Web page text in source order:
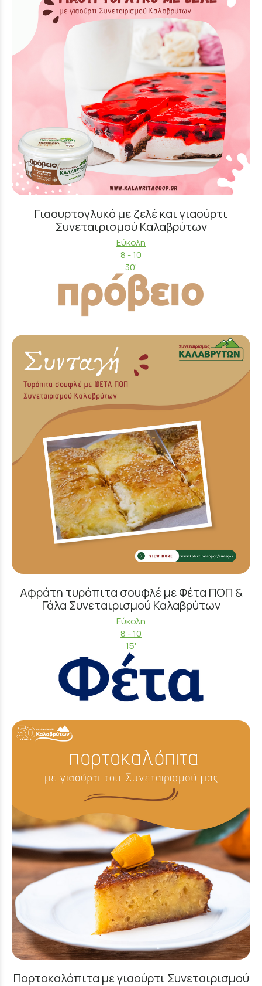
Γιαουρτογλυκό με ζελέ και γιαούρτι
Συνεταιρισμού Καλαβρύτων
Εύκολη
8 - 10
30'
Αφράτη τυρόπιτα σουφλέ με Φέτα ΠΟΠ &
Γάλα Συνεταιρισμού Καλαβρύτων
Εύκολη
8 - 10
15'
Πορτοκαλόπιτα με γιαούρτι Συνεταιρισμού